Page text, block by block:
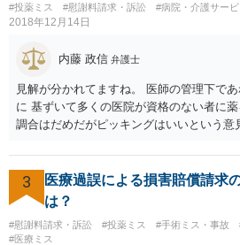
#投薬ミス #慰謝料請求・訴訟 #病院・介護サー
2018年12月14日
内藤 政信 弁護士
見解が分かれてますね。 医師の管理下で
に 基ずいて多くの医院が資格のない者に薬
調合はだめだがピッキングはいいという意
いますね。 院外とではかなり金額が低く
違法とは断じきれないですね。 あなたが
りません。 やめるなら、２週間ルールに
でしょう。
3
医療過誤による損害賠償請求
は？
#慰謝料請求・訴訟 #投薬ミス #手術ミス・事故
#医療ミス